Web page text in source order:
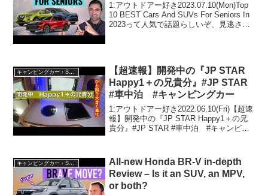
1:アウトドアー好き2023.07.10(Mon)Top
10 BEST Cars And SUVs For Seniors In
2023って人気で話題らしいぞ、見逃さな
【超速報】開発中の『JP STAR
Happy1＋の兄貴分』#JP STAR
#車中泊 #キャンピングカー
1:アウトドアー好き2022.06.10(Fri)【超速
報】開発中の『JP STAR Happy1＋の兄
貴分』#JP STAR #車中泊 #キャンピン
2022.06.10(F...
キャンピングカー・SUV人気車種
All-new Honda BR-V in-depth
Review – Is it an SUV, an MPV,
or both?